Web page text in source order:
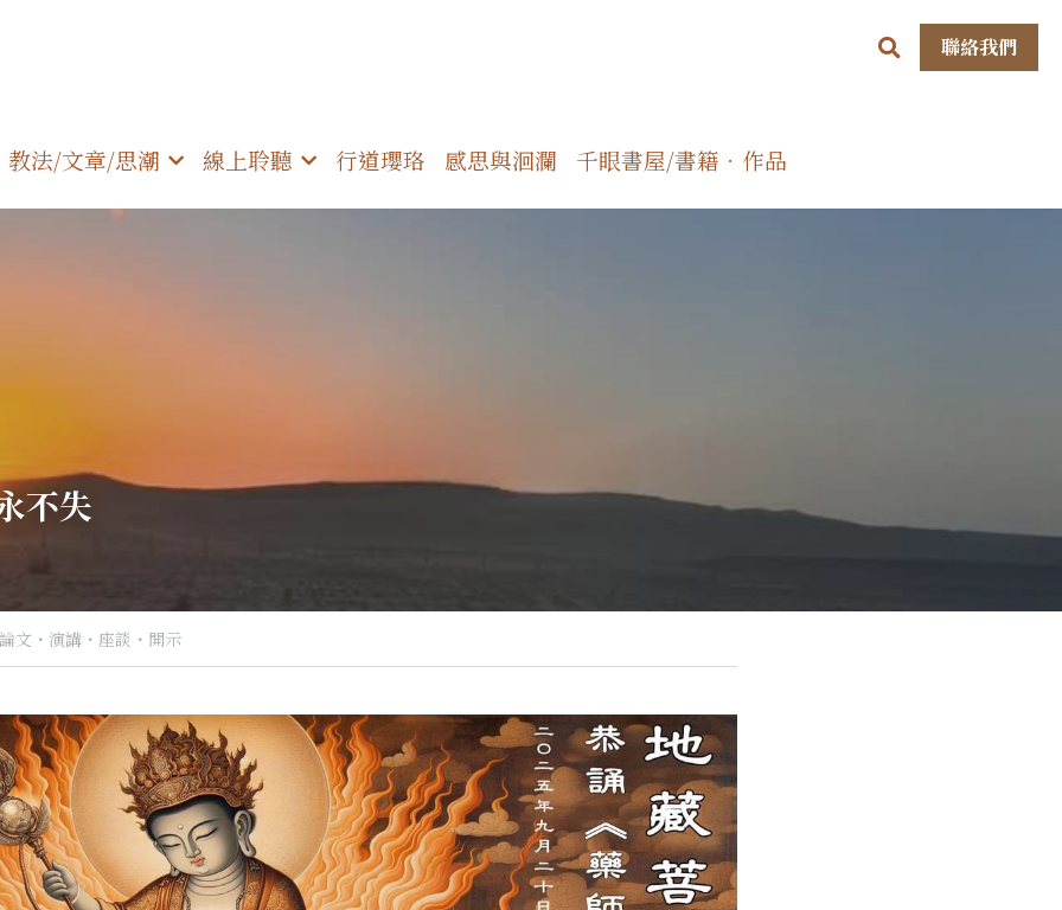
聯絡我們
教法/文章/思潮 線上聆聽 行道瓔珞 感思與洄瀾 千眼書屋/書籍．作品
不失
文・演講・座談・開示